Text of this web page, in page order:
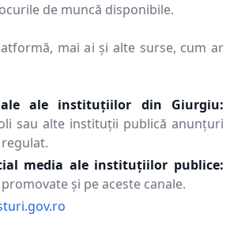
de muncă disponibile.
mai ai și alte surse, cum ar
ale instituțiilor din Giurgiu:
sau alte instituții publică anunțuri
media ale instituțiilor publice:
și pe aceste canale.